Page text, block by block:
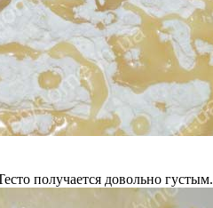
получается довольно густым.